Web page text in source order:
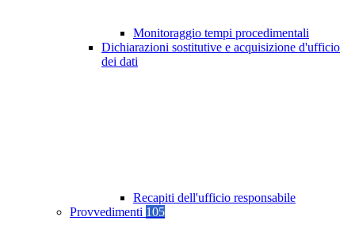
Monitoraggio tempi procedimentali
Dichiarazioni sostitutive e acquisizione d'ufficio
dei dati
Recapiti dell'ufficio responsabile
Provvedimenti 105